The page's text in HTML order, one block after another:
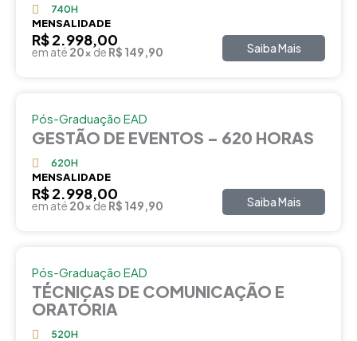
740H
MENSALIDADE
R$ 2.998,00
em até 20xde R$ 149,90 Saiba Mais
Pós-Graduação EAD
GESTÃO DE EVENTOS – 620 HORAS
620H
MENSALIDADE
R$ 2.998,00
em até 20xde R$ 149,90 Saiba Mais
Pós-Graduação EAD
TÉCNICAS DE COMUNICAÇÃO E
ORATÓRIA
520H